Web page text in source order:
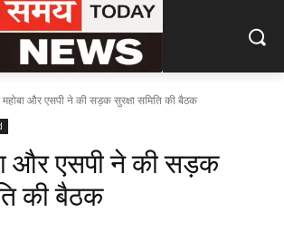
महोबा और एसपी ने की सड़क सुरक्षा समिति की बैठक
और एसपी ने की सड़क
की बैठक